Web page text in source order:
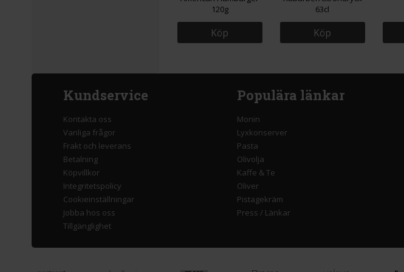
120g
Köp
63cl
Köp
Kundservice
Kontakta oss
Vanliga frågor
Frakt och leverans
Betalning
Köpvillkor
Integritetspolicy
Cookieinställningar
Jobba hos oss
Tillgänglighet
Populära länkar
Monin
Lyxkonserver
Pasta
Olivolja
Kaffe & Te
Oliver
Pistagekräm
Press / Länkar